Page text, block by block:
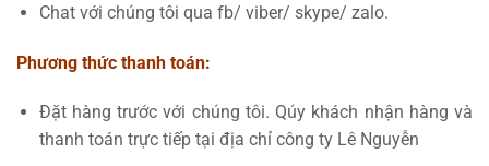
Chat với chúng tôi qua fb/ viber/ skype/ zalo.
Phương thức thanh toán:
Đặt hàng trước với chúng tôi. Qúy khách nhận hàng và
thanh toán trực tiếp tại địa chỉ công ty Lê Nguyễn